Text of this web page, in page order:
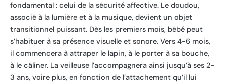
fondamental : celui de la sécurité affective. Le doudou,
associé à la lumière et à la musique, devient un objet
transitionnel puissant. Dès les premiers mois, bébé peut
s’habituer à sa présence visuelle et sonore. Vers 4-6 mois,
il commencera à attraper le lapin, à le porter à sa bouche,
à le câliner. La veilleuse l’accompagnera ainsi jusqu’à ses 2-
3 ans, voire plus, en fonction de l’attachement qu’il lui